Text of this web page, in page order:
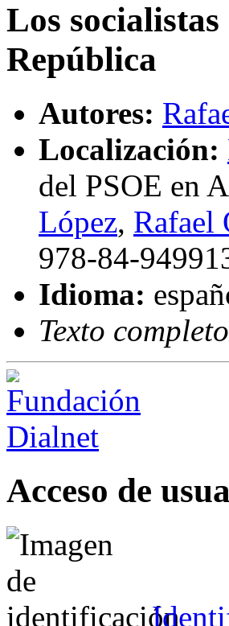
Los
República
Autores:
Localización:
del PSOE en
López, Rafael
978-84-
Idioma:
Texto
Acceso de